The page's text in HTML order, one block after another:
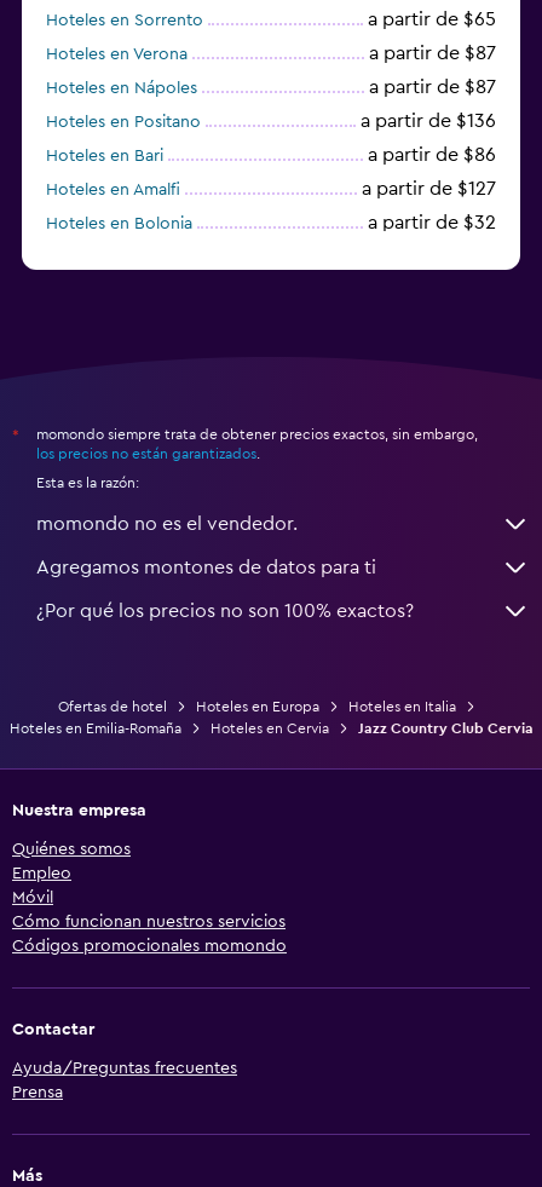
Hoteles en Sorrento a partir de $65
Hoteles en Verona a partir de $87
Hoteles en Nápoles a partir de $87
Hoteles en Positano a partir de $136
Hoteles en Bari a partir de $86
Hoteles en Amalfi a partir de $127
Hoteles en Bolonia a partir de $32
*
momondo siempre trata de obtener precios exactos, sin embargo,
los precios no están garantizados
Esta es la razón:
momondo no es el vendedor.
Agregamos montones de datos para ti
¿Por qué los precios no son 100% exactos?
Ofertas de hotel Hoteles en Europa
Hoteles en Italia
Hoteles en Emilia-Romaña
Hoteles en Cervia Jazz Country Club Cervia
Nuestra empresa
Quiénes somos
Empleo
Móvil
Cómo funcionan nuestros servicios
Códigos promocionales momondo
Contactar
Ayuda/Preguntas frecuentes
Prensa
Más